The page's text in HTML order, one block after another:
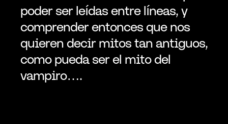
poder ser leídas entre líneas, y
comprender entonces que nos
quieren decir mitos tan antiguos,
como pueda ser el mito del
vampiro….